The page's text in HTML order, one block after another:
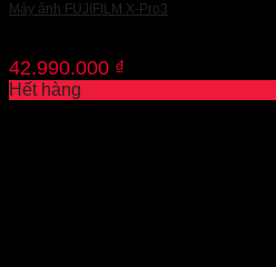
Máy ảnh FUJIFILM X-Pro3
42.990.000 ₫
Hết hàng